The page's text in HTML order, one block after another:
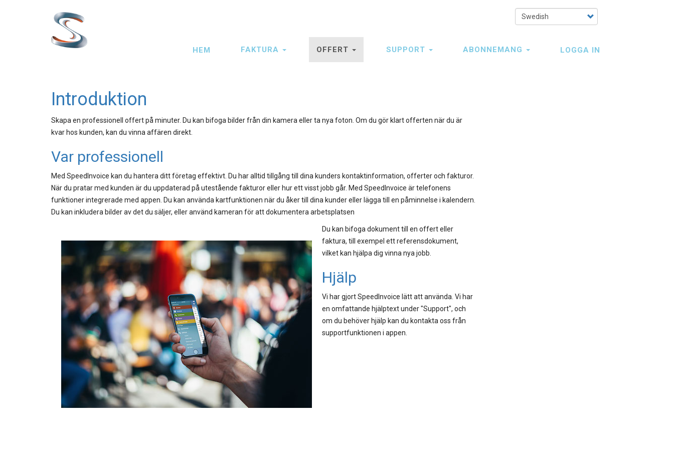
Select
your
Main
HEM FAKTURA OFFERT SUPPORT ABONNEMANG LOGGA IN
Introduktion
Skapa en professionell offert på minuter. Du kan bifoga bilder från din kamera eller ta nya foton. Om du gör klart offerten när du är
kvar hos kunden, kan du vinna affären direkt.
Var professionell
Med SpeedInvoice kan du hantera ditt företag effektivt. Du har alltid tillgång till dina kunders kontaktinformation, offerter och fakturor.
När du pratar med kunden är du uppdaterad på utestående fakturor eller hur ett visst jobb går. Med SpeedInvoice är telefonens
funktioner integrerade med appen. Du kan använda kartfunktionen när du åker till dina kunder eller lägga till en påminnelse i kalendern.
Du kan inkludera bilder av det du säljer, eller använd kameran för att dokumentera arbetsplatsen
Du kan bifoga dokument till en offert eller
faktura, till exempel ett referensdokument,
vilket kan hjälpa dig vinna nya jobb.
Hjälp
Vi har gjort SpeedInvoice lätt att använda. Vi har
en omfattande hjälptext under "Support", och
om du behöver hjälp kan du kontakta oss från
supportfunktionen i appen.